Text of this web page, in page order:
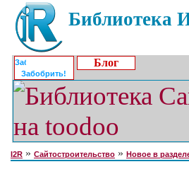
Библиотека
Забобрить!
Блог
I2R » Сайтостроительство » Новое в